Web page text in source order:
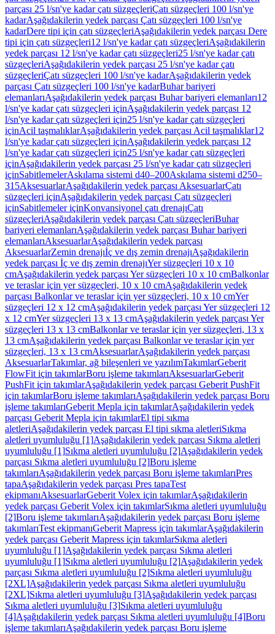
parçası 25 l/sn'ye kadar çatı süzgeçleriÇatı süzgeçleri 100 l/sn'ye
kadarAşağıdakilerin yedek parçası Çatı süzgeçleri 100 l/sn'ye
kadarDere tipi için çatı süzgeçleriAşağıdakilerin yedek parçası Dere
tipi için çatı süzgeçleri12 l/sn'ye kadar çatı süzgeçleriAşağıdakilerin
yedek parçası 12 l/sn'ye kadar çatı süzgeçleri25 l/sn'ye kadar çatı
süzgeçleriAşağıdakilerin yedek parçası 25 l/sn'ye kadar çatı
süzgeçleriÇatı süzgeçleri 100 l/sn'ye kadarAşağıdakilerin yedek
parçası Çatı süzgeçleri 100 l/sn'ye kadarBuhar bariyeri
elemanlarıAşağıdakilerin yedek parçası Buhar bariyeri elemanları12
l/sn'ye kadar çatı süzgeçleri içinAşağıdakilerin yedek parçası 12
l/sn'ye kadar çatı süzgeçleri için25 l/sn'ye kadar çatı süzgeçleri
içinAcil taşmalıklarAşağıdakilerin yedek parçası Acil taşmalıklar12
l/sn'ye kadar çatı süzgeçleri içinAşağıdakilerin yedek parçası 12
l/sn'ye kadar çatı süzgeçleri için25 l/sn'ye kadar çatı süzgeçleri
içinAşağıdakilerin yedek parçası 25 l/sn'ye kadar çatı süzgeçleri
içinSabitlemelerAskılama sistemi d40–200Askılama sistemi d250–
315AksesuarlarAşağıdakilerin yedek parçası AksesuarlarÇatı
süzgeçleri içinAşağıdakilerin yedek parçası Çatı süzgeçleri
içinSabitlemeler içinKonvansiyonel çatı drenajıÇatı
süzgeçleriAşağıdakilerin yedek parçası Çatı süzgeçleriBuhar
bariyeri elemanlarıAşağıdakilerin yedek parçası Buhar bariyeri
elemanlarıAksesuarlarAşağıdakilerin yedek parçası
AksesuarlarZemin drenajıİç ve dış zemin drenajıAşağıdakilerin
yedek parçası İç ve dış zemin drenajıYer süzgeçleri 10 x 10
cmAşağıdakilerin yedek parçası Yer süzgeçleri 10 x 10 cmBalkonlar
ve teraslar için yer süzgeçleri, 10 x 10 cmAşağıdakilerin yedek
parçası Balkonlar ve teraslar için yer süzgeçleri, 10 x 10 cmYer
süzgeçleri 12 x 12 cmAşağıdakilerin yedek parçası Yer süzgeçleri 12
x 12 cmYer süzgeçleri 13 x 13 cmAşağıdakilerin yedek parçası Yer
süzgeçleri 13 x 13 cmBalkonlar ve teraslar için yer süzgeçleri, 13 x
13 cmAşağıdakilerin yedek parçası Balkonlar ve teraslar için yer
süzgeçleri, 13 x 13 cmAksesuarlarAşağıdakilerin yedek parçası
AksesuarlarTakımlar, ağ bileşenleri ve yazılımTakımlarGeberit
FlowFit için takımlarBoru işleme takımlarıAksesuarlarGeberit
PushFit için takımlarAşağıdakilerin yedek parçası Geberit PushFit
için takımlarBoru işleme takımlarıAşağıdakilerin yedek parçası Boru
işleme takımlarıGeberit Mepla için takımlarAşağıdakilerin yedek
parçası Geberit Mepla için takımlarEl tipi sıkma
aletleriAşağıdakilerin yedek parçası El tipi sıkma aletleriSıkma
aletleri uyumluluğu [1]Aşağıdakilerin yedek parçası Sıkma aletleri
uyumluluğu [1]Sıkma aletleri uyumluluğu [2]Aşağıdakilerin yedek
parçası Sıkma aletleri uyumluluğu [2]Boru işleme
takımlarıAşağıdakilerin yedek parçası Boru işleme takımlarıPres
tapaAşağıdakilerin yedek parçası Pres tapaTest
ekipmanıAksesuarlarGeberit Volex için takımlarAşağıdakilerin
yedek parçası Geberit Volex için takımlarSıkma aletleri uyumluluğu
[2]Boru işleme takımlarıAşağıdakilerin yedek parçası Boru işleme
takımlarıTest ekipmanıGeberit Mapress için takımlarAşağıdakilerin
yedek parçası Geberit Mapress için takımlarSıkma aletleri
uyumluluğu [1]Aşağıdakilerin yedek parçası Sıkma aletleri
uyumluluğu [1]Sıkma aletleri uyumluluğu [2]Aşağıdakilerin yedek
parçası Sıkma aletleri uyumluluğu [2]Sıkma aletleri uyumluluğu
[2XL]Aşağıdakilerin yedek parçası Sıkma aletleri uyumluluğu
[2XL]Sıkma aletleri uyumluluğu [3]Aşağıdakilerin yedek parçası
Sıkma aletleri uyumluluğu [3]Sıkma aletleri uyumluluğu
[4]Aşağıdakilerin yedek parçası Sıkma aletleri uyumluluğu [4]Boru
işleme takımlarıAşağıdakilerin yedek parçası Boru işleme